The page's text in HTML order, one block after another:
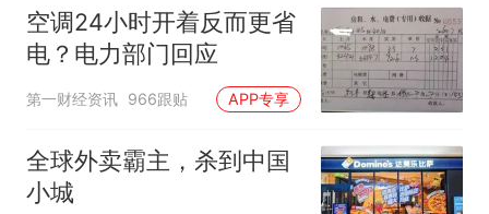
空调24小时开着反而更省
电？电力部门回应
第一财经资讯 966跟贴 APP专享
全球外卖霸主，杀到中国
小城